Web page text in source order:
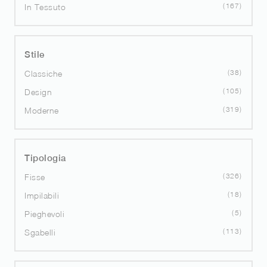
In Tessuto 167
Stile
Classiche
38
Design 105
Moderne 319
Tipologia
Fisse
326
Impilabili 18
Pieghevoli 5
Sgabelli 113